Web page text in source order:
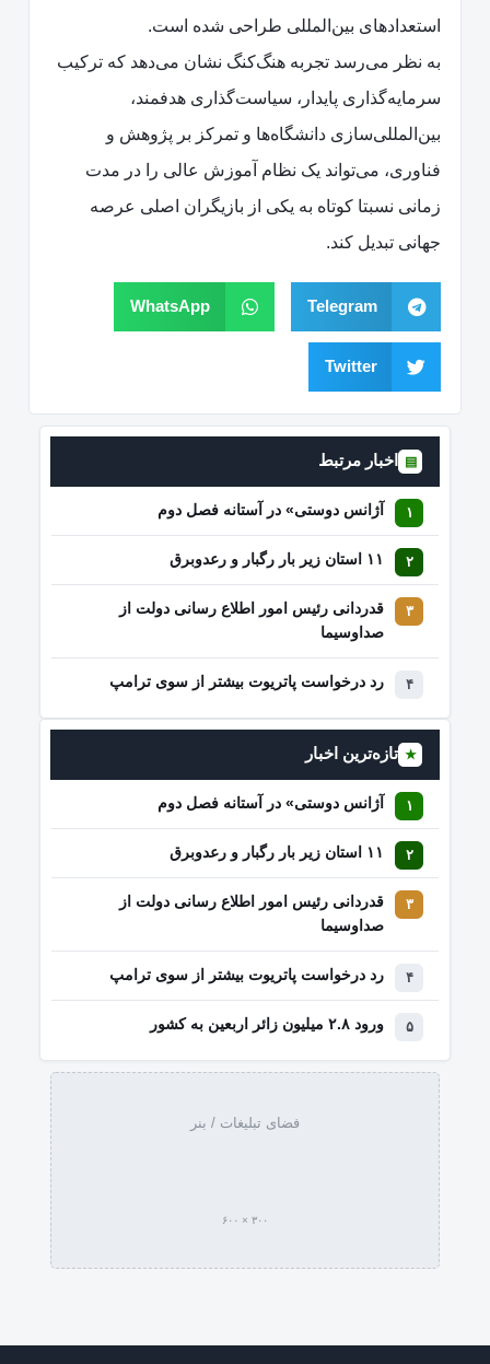
استعدادهای بین‌المللی طراحی شده است.
به نظر می‌رسد تجربه هنگ‌کنگ نشان می‌دهد که ترکیب
سرمایه‌گذاری پایدار، سیاست‌گذاری هدفمند،
بین‌المللی‌سازی دانشگاه‌ها و تمرکز بر پژوهش و
فناوری، می‌تواند یک نظام آموزش عالی را در مدت
زمانی نسبتا کوتاه به یکی از بازیگران اصلی عرصه
جهانی تبدیل کند.
Telegram
WhatsApp
Twitter
▤ اخبار مرتبط
آژانس دوستی» در آستانه فصل دوم
۱۱ استان زیر بار رگبار و رعدوبرق
قدردانی رئیس امور اطلاع رسانی دولت از
صداوسیما
رد درخواست پاتریوت بیشتر از سوی ترامپ
★ تازه‌ترین اخبار
آژانس دوستی» در آستانه فصل دوم
۱۱ استان زیر بار رگبار و رعدوبرق
قدردانی رئیس امور اطلاع رسانی دولت از
صداوسیما
رد درخواست پاتریوت بیشتر از سوی ترامپ
ورود ۲.۸ میلیون زائر اربعین به کشور
فضای تبلیغات / بنر
۳۰۰ × ۶۰۰